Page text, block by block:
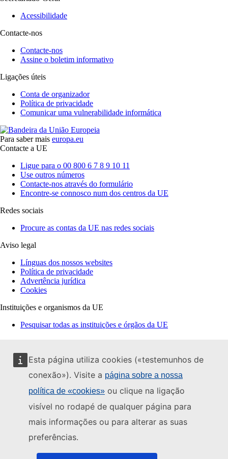
Esta página utiliza cookies («testemunhos de
conexão»). Visite a página sobre a nossa
política de «cookies» ou clique na ligação
visível no rodapé de qualquer página para
mais informações ou para alterar as suas
preferências.
Acessibilidade
Contacte-nos
Contacte-nos
Assine o boletim informativo
Ligações úteis
Conta de organizador
Política de privacidade
Comunicar uma vulnerabilidade informática
Para saber mais europa.eu
Contacte a UE
Ligue para o 00 800 6 7 8 9 10 11
Use outros números
Contacte-nos através do formulário
Encontre-se connosco num dos centros da UE
Redes sociais
Procure as contas da UE nas redes sociais
Aviso legal
Línguas dos nossos websites
Política de privacidade
Advertência jurídica
Cookies
Instituições e organismos da UE
Pesquisar todas as instituições e órgãos da UE